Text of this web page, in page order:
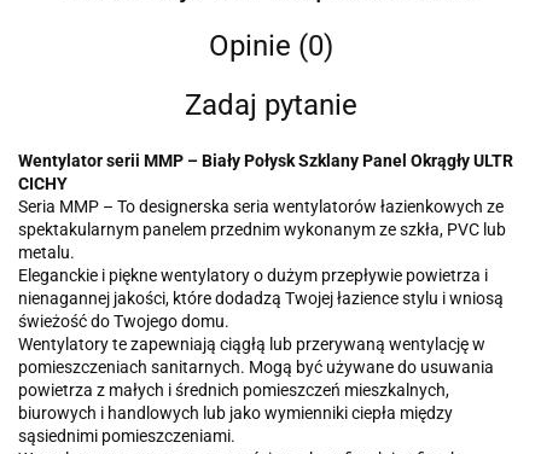
Opinie (0)
Zadaj pytanie
Wentylator serii MMP – Biały Połysk Szklany Panel Okrągły ULTR
CICHY
Seria MMP – To designerska seria wentylatorów łazienkowych ze
spektakularnym panelem przednim wykonanym ze szkła, PVC lub
metalu.
Eleganckie i piękne wentylatory o dużym przepływie powietrza i
nienagannej jakości, które dodadzą Twojej łazience stylu i wniosą
świeżość do Twojego domu.
Wentylatory te zapewniają ciągłą lub przerywaną wentylację w
pomieszczeniach sanitarnych. Mogą być używane do usuwania
powietrza z małych i średnich pomieszczeń mieszkalnych,
biurowych i handlowych lub jako wymienniki ciepła między
sąsiednimi pomieszczeniami.